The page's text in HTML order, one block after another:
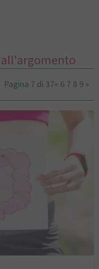
Pagina 7 di 37« 6 7 8 9 »